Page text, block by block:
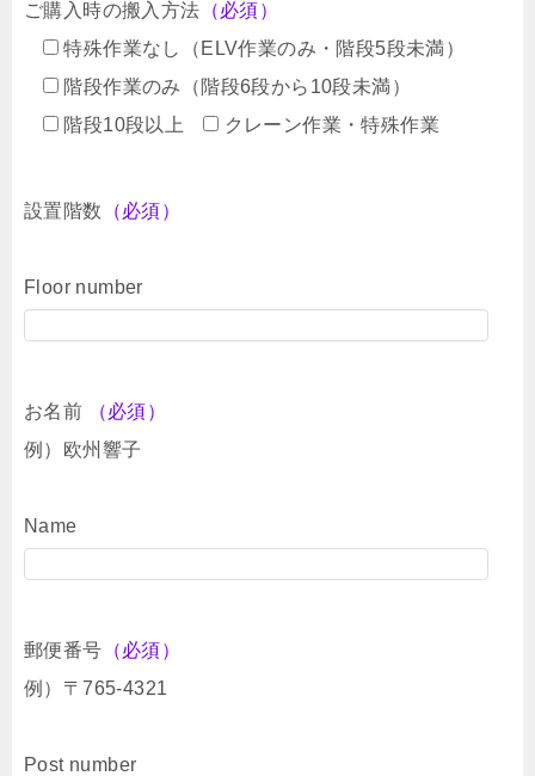
ご購入時の搬入方法 （必須）
特殊作業なし（ELV作業のみ・階段5段未満）
階段作業のみ（階段6段から10段未満）
階段10段以上
クレーン作業・特殊作業
設置階数 （必須）
Floor number
お名前
（必須）
例）欧州響子
Name
郵便番号 （必須）
例）〒765-4321
Post number